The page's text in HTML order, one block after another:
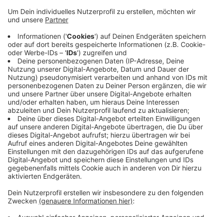
Häusern Menschen, die dort nicht gemeldet sind,
andersherum sind Menschen gemeldet, die es dort
nicht gibt. In einigen Fällen hat das zur Folge, dass
Bürger- und Kindergeld zu Unrecht ausgezahlt
wurden. Auch ein Drogendelikt fiel bei der
Kontrolle gestern auf. Die Behörden haben sich zur
Aufgabe gemacht, die Probleme in benachteiligten
Wohnvierteln auch auf diese Weise in den Fokus zu
nehmen. Ziel sei die Verbesserung der
Lebensumstände aller, heißt es von der Stadt.
Veröffentlicht:Mittwoch, 18.10.2023 12:13
Anzeige